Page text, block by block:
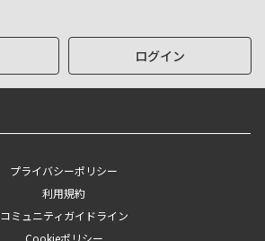
ログイン
プライバシーポリシー
利用規約
コミュニティガイドライン